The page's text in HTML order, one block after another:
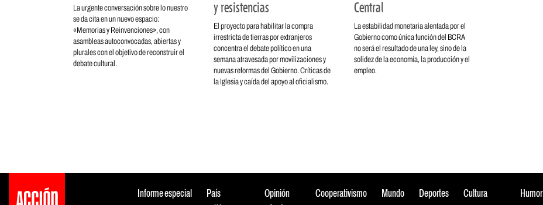
La urgente conversación sobre lo nuestro
se da cita en un nuevo espacio:
«Memorias y Reinvenciones», con
asambleas autoconvocadas, abiertas y
plurales con el objetivo de reconstruir el
debate cultural.
y resistencias
El proyecto para habilitar la compra
irrestricta de tierras por extranjeros
concentra el debate político en una
semana atravesada por movilizaciones y
nuevas reformas del Gobierno. Críticas de
la Iglesia y caída del apoyo al oficialismo.
Central
La estabilidad monetaria alentada por el
Gobierno como única función del BCRA
no será el resultado de una ley, sino de la
solidez de la economía, la producción y el
empleo.
Informe especial País Opinión Cooperativismo Mundo Deportes Cultura Humor